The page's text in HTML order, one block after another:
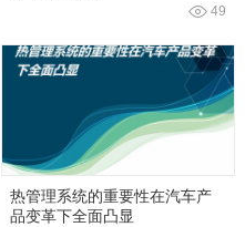
49
热管理系统的重要性在汽车产
品变革下全面凸显